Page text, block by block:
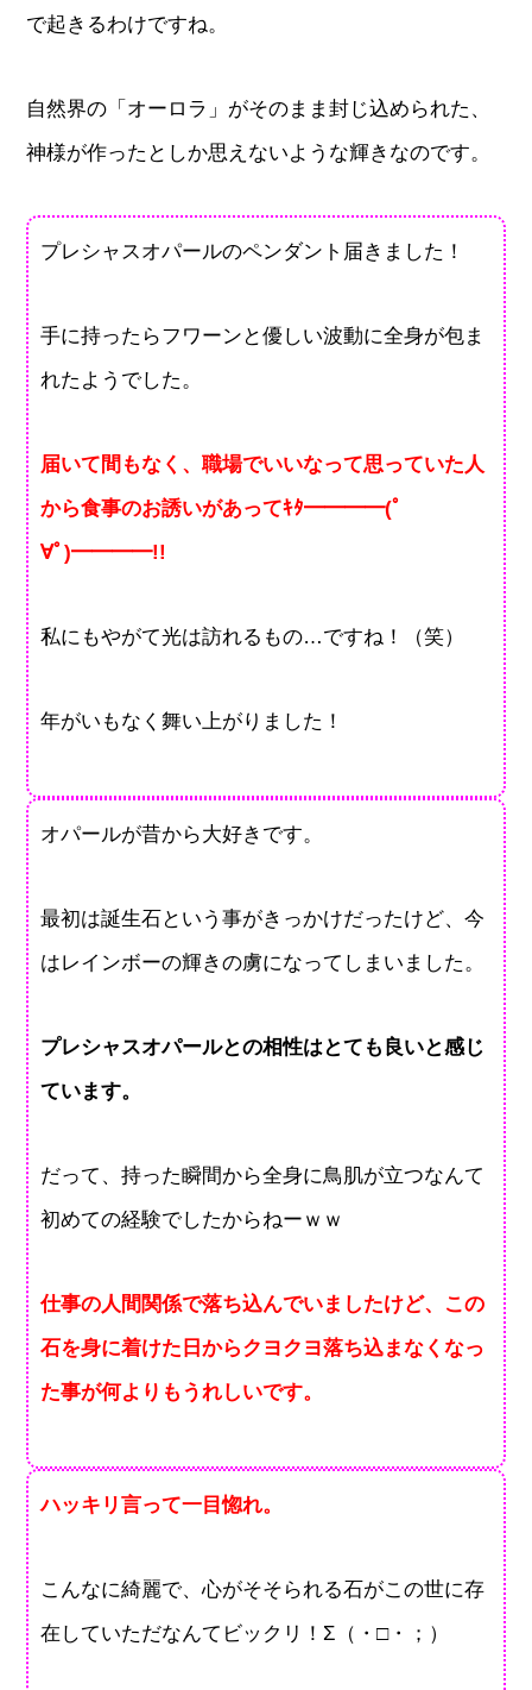
で起きるわけですね。
自然界の「オーロラ」がそのまま封じ込められた、
神様が作ったとしか思えないような輝きなのです。
プレシャスオパールのペンダント届きました！
手に持ったらフワーンと優しい波動に全身が包ま
れたようでした。
届いて間もなく、職場でいいなって思っていた人
から食事のお誘いがあってｷﾀ━━━━(ﾟ
∀ﾟ)━━━━!!
私にもやがて光は訪れるもの…ですね！（笑）
年がいもなく舞い上がりました！
オパールが昔から大好きです。
最初は誕生石という事がきっかけだったけど、今
はレインボーの輝きの虜になってしまいました。
プレシャスオパールとの相性はとても良いと感じ
ています。
だって、持った瞬間から全身に鳥肌が立つなんて
初めての経験でしたからねーｗｗ
仕事の人間関係で落ち込んでいましたけど、この
石を身に着けた日からクヨクヨ落ち込まなくなっ
た事が何よりもうれしいです。
ハッキリ言って一目惚れ。
こんなに綺麗で、心がそそられる石がこの世に存
在していただなんてビックリ！Σ（・□・；）